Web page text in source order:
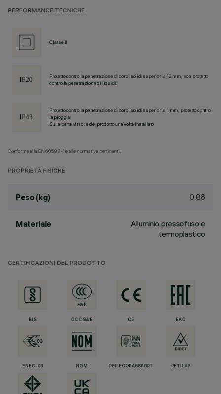
PERFORMANCE TECNICHE
Classe II
Protetto contro la penetrazione di corpi solidi superiori a 12 mm, non protetto
contro la penetrazione di liquidi.
Protetto contro la penetrazione di corpi solidi superiori a 1 mm, protetto contro
la pioggia.
Sulla parte visibile del prodotto una volta installato
Conforme alla EN60598-1 e alle normative pertinenti.
PROPRIETÀ FISICHE
Peso (kg) 0.86
Materiale
Alluminio pressofuso e
termoplastico
CERTIFICAZIONI DEL PRODOTTO
BIS CCC S&E CE EAC
ENEC-03 NOM PEP ECOPASSPORT RETILAP